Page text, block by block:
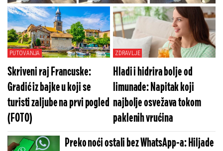
ostali u šoku (VIDEO)
PUTOVANJA
Skriveni raj Francuske:
Gradić iz bajke u koji se
turisti zaljube na prvi pogled
(FOTO)
ZDRAVLJE
Hladi i hidrira bolje od
limunade: Napitak koji
najbolje osvežava tokom
paklenih vrućina
Preko noći ostali bez WhatsApp-a: Hiljade